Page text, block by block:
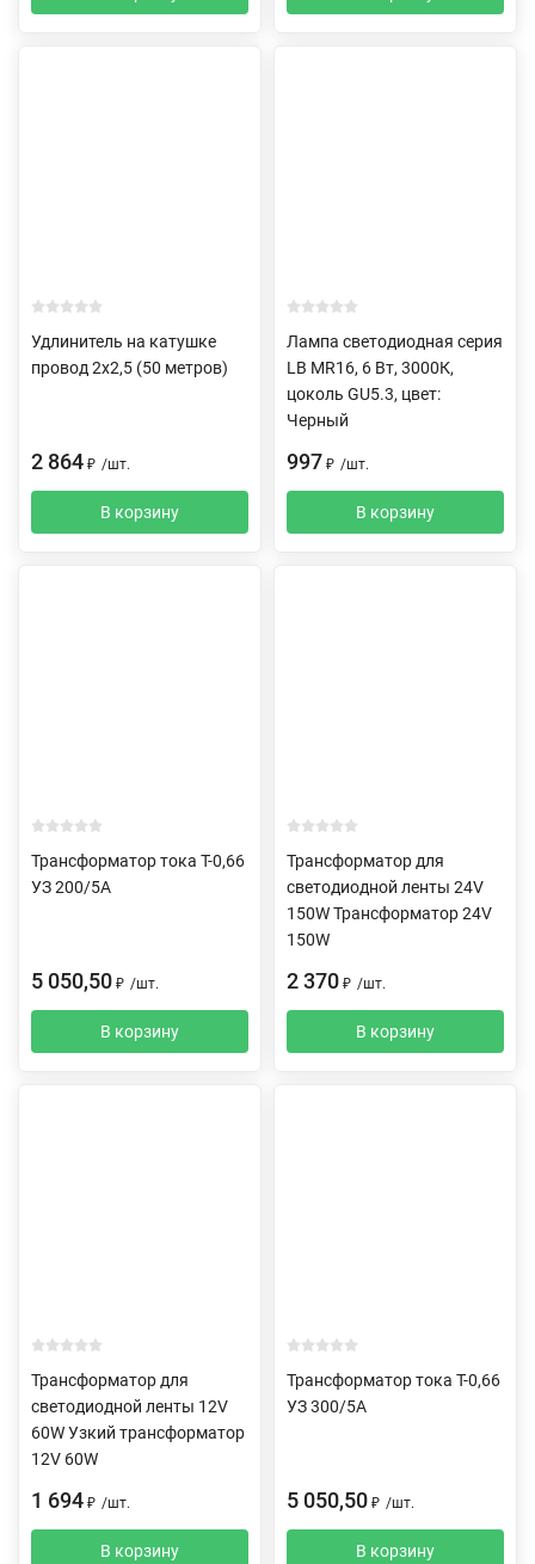
Удлинитель на катушке
провод 2х2,5 (50 метров)
2 864 ₽ /шт.
В корзину
Лампа светодиодная серия
LB MR16, 6 Вт, 3000К,
цоколь GU5.3, цвет:
Черный
997 ₽ /шт.
В корзину
Трансформатор тока Т-0,66
УЗ 200/5А
5 050,50 ₽ /шт.
В корзину
Трансформатор для
светодиодной ленты 24V
150W Трансформатор 24V
150W
2 370 ₽ /шт.
В корзину
Трансформатор для
светодиодной ленты 12V
60W Узкий трансформатор
12V 60W
1 694 ₽ /шт.
В корзину
Трансформатор тока Т-0,66
УЗ 300/5А
5 050,50 ₽ /шт.
В корзину